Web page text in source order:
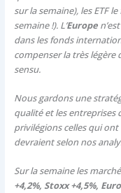
sur la semaine), les ETF
semaine !). L’ Europe
dans les fonds
compenser la très légère
sensu.
Nous gardons une
qualité et les entreprises
privilégions celles qui
devraient selon nos
Sur la semaine les
+4,2%, Stoxx +4,5%,